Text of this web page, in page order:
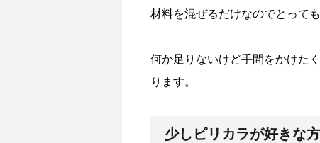
材料を混ぜるだけなのでとって
何か足りないけど手間をかけた
ります。
少しピリカラが好きな